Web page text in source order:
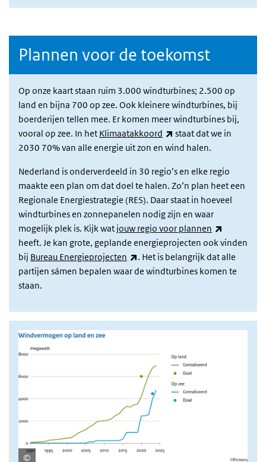
Plannen voor de toekomst
Op onze kaart staan ruim 3.000 windturbines; 2.500 op
land en bijna 700 op zee. Ook kleinere windturbines, bij
boerderijen tellen mee. Er komen meer windturbines bij,
vooral op zee. In het Klimaatakkoord (externe link)
staat dat we in
2030 70% van alle energie uit zon en wind halen.
Nederland is onderverdeeld in 30 regio’s en elke regio
maakte een plan om dat doel te halen. Zo’n plan heet een
Regionale Energiestrategie (RES). Daar staat in hoeveel
windturbines en zonnepanelen nodig zijn en waar
mogelijk plek is. Kijk wat jouw regio voor plannen
heeft. Je kan grote, geplande energieprojecten ook vinden
bij Bureau Energieprojecten (externe link)
. Het is belangrijk dat alle
partijen sámen bepalen waar de windturbines komen te
staan.
afbeelding